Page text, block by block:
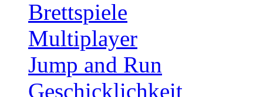
Brettspiele
Multiplayer
Jump and Run
Geschicklichkeit